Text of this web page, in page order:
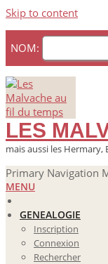
Skip to content
NOM:
LES
mais aussi les
Primary Navigation
MENU
GENEALOGIE
Inscription
Connexion
Rechercher